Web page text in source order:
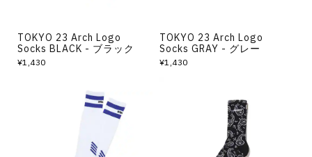
TOKYO 23 Arch Logo
Socks BLACK - ブラック
¥1,430
TOKYO 23 Arch Logo
Socks GRAY - グレー
¥1,430